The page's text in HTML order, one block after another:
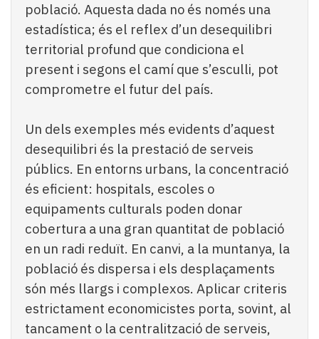
població. Aquesta dada no és només una
estadística; és el reflex d’un desequilibri
territorial profund que condiciona el
present i segons el camí que s’esculli, pot
comprometre el futur del país.
Un dels exemples més evidents d’aquest
desequilibri és la prestació de serveis
públics. En entorns urbans, la concentració
és eficient: hospitals, escoles o
equipaments culturals poden donar
cobertura a una gran quantitat de població
en un radi reduït. En canvi, a la muntanya, la
població és dispersa i els desplaçaments
són més llargs i complexos. Aplicar criteris
estrictament economicistes porta, sovint, al
tancament o la centralització de serveis,